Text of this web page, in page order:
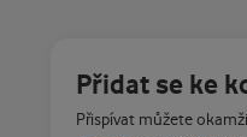
Přidat se ke
Přispívat můžete